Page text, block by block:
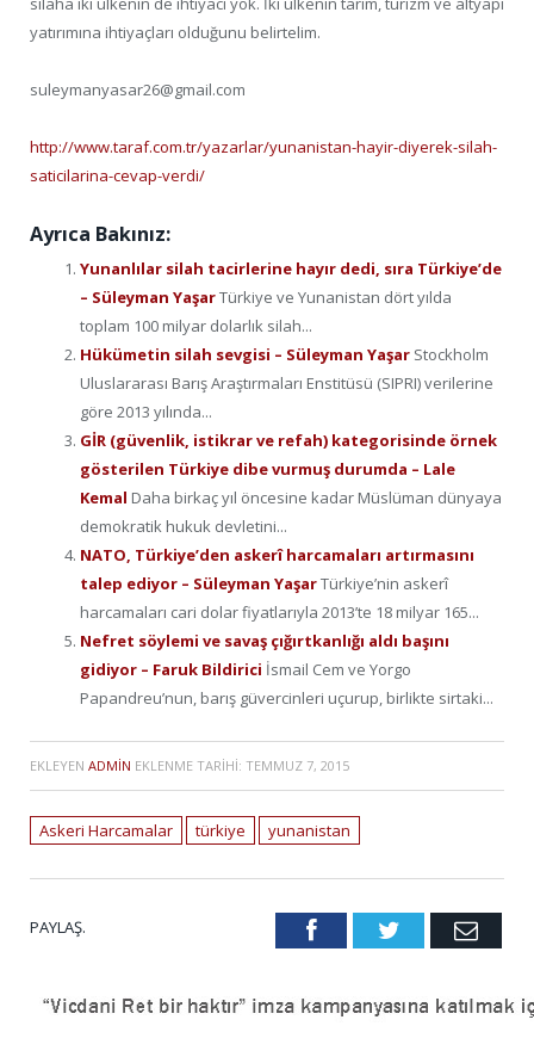
yatırımına ihtiyaçları olduğunu belirtelim.
suleymanyasar26@gmail.com
http://www.taraf.com.tr/yazarlar/yunanistan-hayir-diyerek-silah-
saticilarina-cevap-verdi/
Ayrıca Bakınız:
Yunanlılar silah tacirlerine hayır dedi, sıra Türkiye’de
– Süleyman YaşarTürkiye ve Yunanistan dört yılda
toplam 100 milyar dolarlık silah...
Hükümetin silah sevgisi – Süleyman Yaşar Stockholm
Uluslararası Barış Araştırmaları Enstitüsü (SIPRI) verilerine
göre 2013 yılında...
GİR (güvenlik, istikrar ve refah) kategorisinde örnek
gösterilen Türkiye dibe vurmuş durumda – Lale
Kemal Daha birkaç yıl öncesine kadar Müslüman dünyaya
demokratik hukuk devletini...
NATO, Türkiye’den askerî harcamaları artırmasını
talep ediyor – Süleyman YaşarTürkiye’nin askerî
harcamaları cari dolar fiyatlarıyla 2013’te 18 milyar 165...
Nefret söylemi ve savaş çığırtkanlığı aldı başını
gidiyor – Faruk Bildirici İsmail Cem ve Yorgo
Papandreu’nun, barış güvercinleri uçurup, birlikte sirtaki...
EKLEYEN ADMIN EKLENME TARIHI: TEMMUZ 7, 2015
Askeri Harcamalar türkiye yunanistan
PAYLAŞ. FacebookTwitter Email